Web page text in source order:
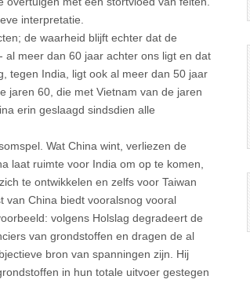
interpretatie.
de waarheid blijft echter dat de
meer dan 60 jaar achter ons ligt en dat
tegen India, ligt ook al meer dan 50 jaar
jaren 60, die met Vietnam van de jaren
erin geslaagd sindsdien alle
Wat China wint, verliezen de
laat ruimte voor India om op te komen,
te ontwikkelen en zelfs voor Taiwan
van China biedt vooralsnog vooral
volgens Holslag degradeert de
van grondstoffen en dragen de al
bron van spanningen zijn. Hij
in hun totale uitvoer gestegen